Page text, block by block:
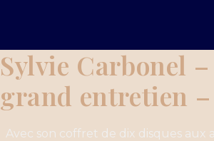
Sylvie Carbonel –
grand entretien
Avec son coffret de dix disques aux